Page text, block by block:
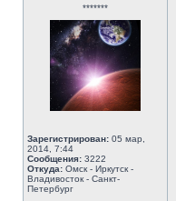
*******
Зарегистрирован: 05 мар,
2014, 7:44
Сообщения: 3222
Откуда: Омск - Иркутск -
Владивосток - Санкт-
Петербург